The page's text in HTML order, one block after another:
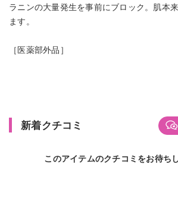
ラニンの大量発生を事前にブロック。肌本
ます。
［医薬部外品］
新着クチコミ
このアイテムのクチコミをお待ち